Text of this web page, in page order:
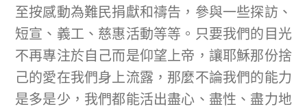
至按感動為難民捐獻和禱告，參與一些探訪、
短宣、義工、慈惠活動等等。只要我們的目光
不再專注於自己而是仰望上帝，讓耶穌那份捨
己的愛在我們身上流露，那麼不論我們的能力
是多是少，我們都能活出盡心、盡性、盡力地